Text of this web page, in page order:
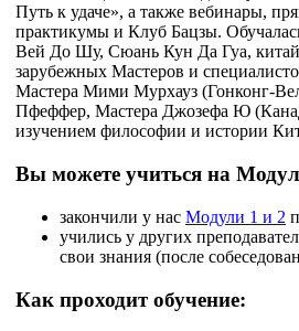
Путь к удаче», а также вебинары,
практикумы и Клуб Бацзы.
Вей До Шу, Сюань Кун Да Гуа,
зарубежных Мастеров и
Мастера Мими Мурхауз (Гонконг-
Пфеффер, Мастера Джозефа Ю
изучением философии и истории
Вы можете учиться на
закончили у нас Модули 1 и 2
учились у других
свои знания (после
Как проходит обучение: